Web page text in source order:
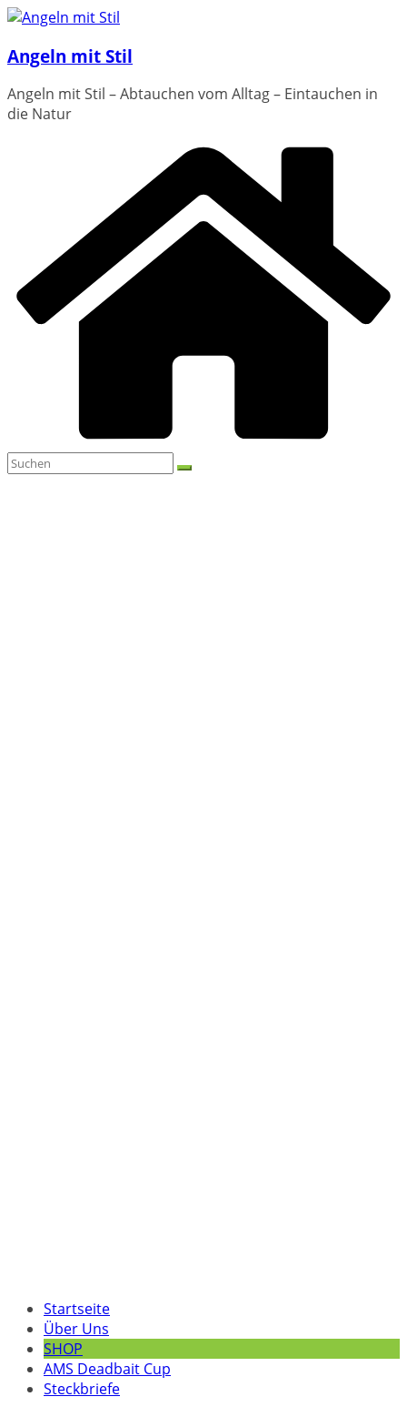
Zum
springen
Angeln mit Stil
Angeln mit Stil – Abtauchen vom Alltag – Eintauchen in
die Natur
Startseite
Über Uns
SHOP
AMS Deadbait Cup
Steckbriefe